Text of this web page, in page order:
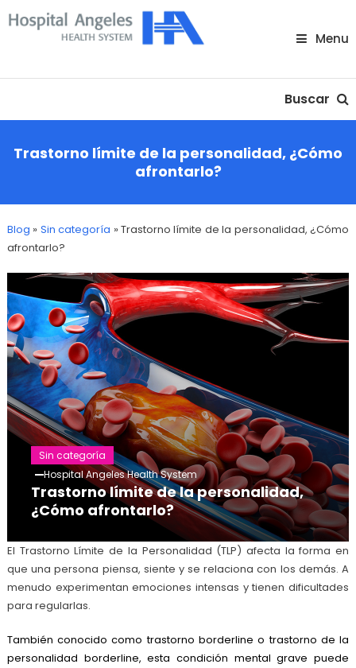
Skip
To
Menu
Buscar
Trastorno límite de la personalidad, ¿Cómo
afrontarlo?
Blog » Sin categoría »Trastorno límite de la personalidad, ¿Cómo
afrontarlo?
Sin categoría
Hospital Angeles Health System
Trastorno límite de la personalidad,
¿Cómo afrontarlo?
El Trastorno Límite de la Personalidad (TLP) afecta la forma en
que una persona piensa, siente y se relaciona con los demás. A
menudo experimentan emociones intensas y tienen dificultades
para regularlas.
También conocido como trastorno borderline o trastorno de la
personalidad borderline, esta condición mental grave puede